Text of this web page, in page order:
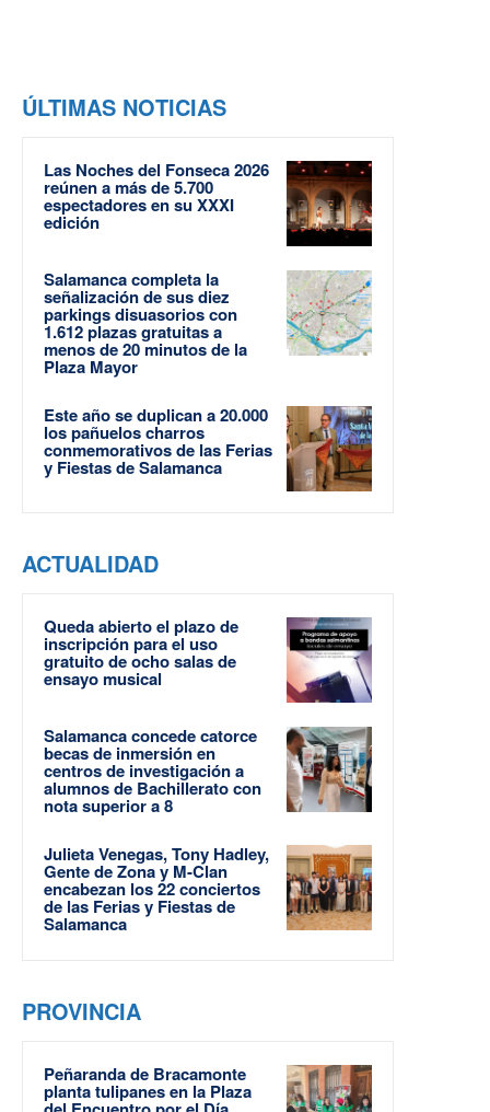
ÚLTIMAS NOTICIAS
Las Noches del Fonseca 2026
reúnen a más de 5.700
espectadores en su XXXI
edición
Salamanca completa la
señalización de sus diez
parkings disuasorios con
1.612 plazas gratuitas a
menos de 20 minutos de la
Plaza Mayor
Este año se duplican a 20.000
los pañuelos charros
conmemorativos de las Ferias
y Fiestas de Salamanca
ACTUALIDAD
Queda abierto el plazo de
inscripción para el uso
gratuito de ocho salas de
ensayo musical
Salamanca concede catorce
becas de inmersión en
centros de investigación a
alumnos de Bachillerato con
nota superior a 8
Julieta Venegas, Tony Hadley,
Gente de Zona y M-Clan
encabezan los 22 conciertos
de las Ferias y Fiestas de
Salamanca
PROVINCIA
Peñaranda de Bracamonte
planta tulipanes en la Plaza